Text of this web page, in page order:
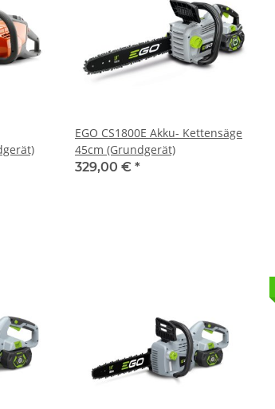
EGO CS1800E Akku- Kettensäge
45cm (Grundgerät)
329,00 € *